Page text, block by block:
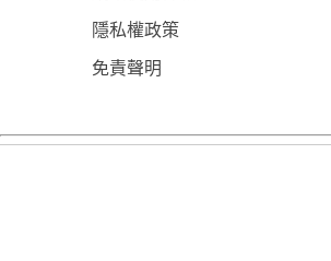
隱私權政策
免責聲明